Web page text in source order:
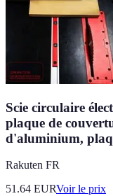
Scie circulaire
plaque de
d'aluminium,
Rakuten FR
51.64 EURVoir le prix